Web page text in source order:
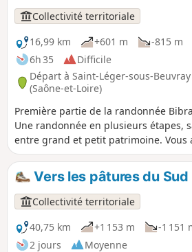
Collectivité territoriale
16,99 km
+601 m
-815 m
6h 35
Difficile
Départ à Saint-Léger-sous-Beuvray
(Saône-et-Loire)
Première partie de la randonnée
Une randonnée en plusieurs étapes,
entre grand et petit patrimoine. Vous
Morvan de pâturages en étangs, en
charmants châteaux et des
Vers les pâtures du
Collectivité territoriale
40,75 km
+1 153 m
-1 151
2 jours
Moyenne